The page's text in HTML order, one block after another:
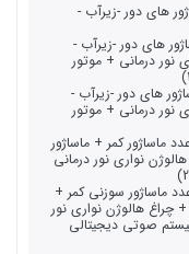
+ ماساژور های دور -زیرآب -
+ ماساژور های دور -زیرآب -
+ چراغ هالوژن 7 رنگ برای نور درمانی + موتور
+ ماساژور های دور -زیرآب -
+ چراغ هالوژن 7 رنگ برای نور درمانی + موتور
4 ( زیر سری - موتور تقویت شده با 3 عدد ماساژور کمر + ماساژور
نواری نور درمانی
5 ( زیر سری - موتور تقویت شده با 6 عدد ماساژور سوزنی کمر +
چراغ هالوژن نواری نور
جت کف + سیستم صوتی دیجیتالی